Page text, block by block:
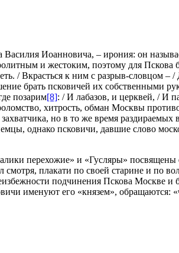
Иоанновича, – ирония: он
и жестоким, поэтому для Пскова
/ Вкрасться к ним с разрыв-словцом –
брать псковичей их
позарим[8]: / И лабазов, и церквей, / И
хитрость, обман Москвы
но в то же время
однако псковичи, давшие слово
перехожие» и «Гусляры»
плакати по своей старине и по
подчинения Пскова Москве
именуют его «князем»,